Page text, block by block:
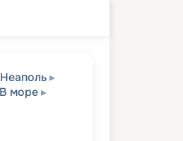
Неаполь
В море